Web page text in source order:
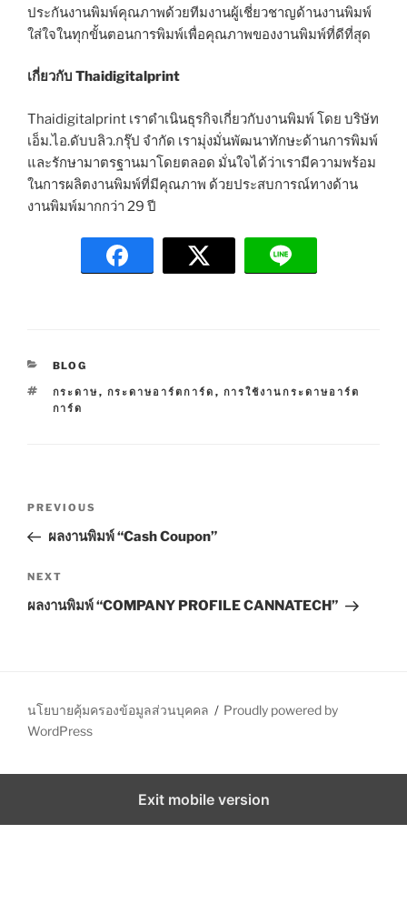
ประกันงานพิมพ์คุณภาพด้วยทีมงานผู้เชี่ยวชาญด้านงานพิมพ์
ใส่ใจในทุกขั้นตอนการพิมพ์เพื่อคุณภาพของงานพิมพ์ที่ดีที่สุด
เกี่ยวกับ Thaidigitalprint
Thaidigitalprint เราดำเนินธุรกิจเกี่ยวกับงานพิมพ์ โดย บริษัท
เอ็ม.ไอ.ดับบลิว.กรุ๊ป จำกัด เรามุ่งมั่นพัฒนาทักษะด้านการพิมพ์
และรักษามาตรฐานมาโดยตลอด มั่นใจได้ว่าเรามีความพร้อม
ในการผลิตงานพิมพ์ที่มีคุณภาพ ด้วยประสบการณ์ทางด้าน
งานพิมพ์มากกว่า 29 ปี
C
T
E
S
BLOG
T
A
กระดาษ, กระดาษอาร์ตการ์ด , การใช้งานกระดาษอาร์ต
การ์ด
s
t
n
g
a
i
n
P
r
v
o
s
PREVIOUS
ผลงานพิมพ์ “Cash Coupon”
N
e
s
t
NEXT
ผลงานพิมพ์ “COMPANY PROFILE CANNATECH”
นโยบายคุ้มครองข้อมูลส่วนบุคคล
Proudly powered by
WordPress
Exit mobile version